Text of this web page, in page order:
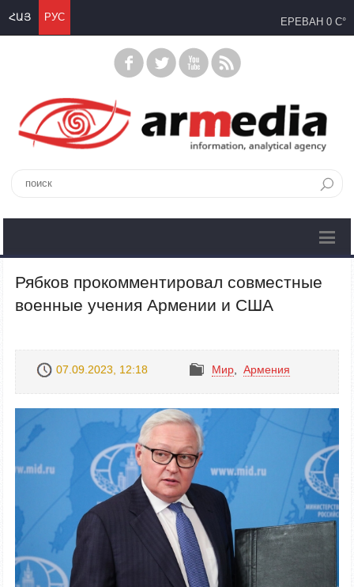
ՀԱՅ РУС ЕРЕВАН 0 C°
Рябков прокомментировал совместные
военные учения Армении и США
07.09.2023, 12:18 Mир Армения